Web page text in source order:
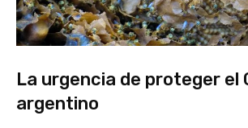
La urgencia de proteger el
argentino